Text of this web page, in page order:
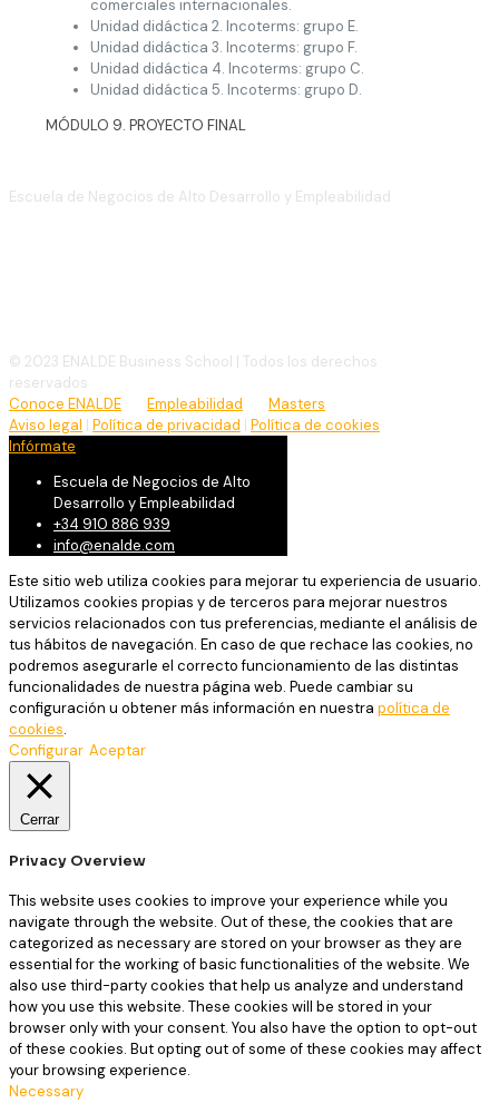
comerciales internacionales.
Unidad didáctica 2. Incoterms: grupo E.
Unidad didáctica 3. Incoterms: grupo F.
Unidad didáctica 4. Incoterms: grupo C.
Unidad didáctica 5. Incoterms: grupo D.
MÓDULO 9. PROYECTO FINAL
Escuela de Negocios de Alto Desarrollo y Empleabilidad
© 2023 ENALDE Business School | Todos los derechos
reservados
Conoce ENALDE
Empleabilidad
Masters
Aviso legal | Política de privacidad | Política de cookies
Infórmate
Escuela de Negocios de Alto
Desarrollo y Empleabilidad
+34 910 886 939
info@enalde.com
Este sitio web utiliza cookies para mejorar tu experiencia de usuario.
Utilizamos cookies propias y de terceros para mejorar nuestros
servicios relacionados con tus preferencias, mediante el análisis de
tus hábitos de navegación. En caso de que rechace las cookies, no
podremos asegurarle el correcto funcionamiento de las distintas
funcionalidades de nuestra página web. Puede cambiar su
configuración u obtener más información en nuestra política de
cookies.
Configurar Aceptar
Cerrar
Privacy Overview
This website uses cookies to improve your experience while you
navigate through the website. Out of these, the cookies that are
categorized as necessary are stored on your browser as they are
essential for the working of basic functionalities of the website. We
also use third-party cookies that help us analyze and understand
how you use this website. These cookies will be stored in your
browser only with your consent. You also have the option to opt-out
of these cookies. But opting out of some of these cookies may affect
your browsing experience.
Necessary